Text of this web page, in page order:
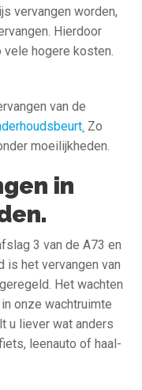
vervangen worden,
Hierdoor
hogere kosten.
van de
. Zo
moeilijkheden.
in
3 van de A73 en
is het vervangen van
Het wachten
onze wachtruimte
u liever wat anders
leenauto of haal-